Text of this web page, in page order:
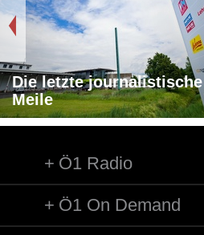
Die letzte journalistische
Meile
Ö1 Radio
Ö1 On Demand